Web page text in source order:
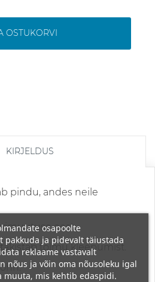
OSTUKORVI
KIRJELDUS
pindu, andes neile
eest.
tolmu kleepumist.
osapoolte
pakkuda ja pidevalt täiustada
reklaame vastavalt
nõus ja võin oma nõusoleku igal
muuta, mis kehtib edaspidi.